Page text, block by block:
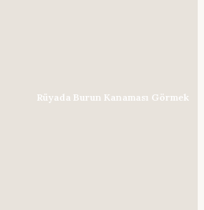
Rüyada Burun Kanaması Görmek